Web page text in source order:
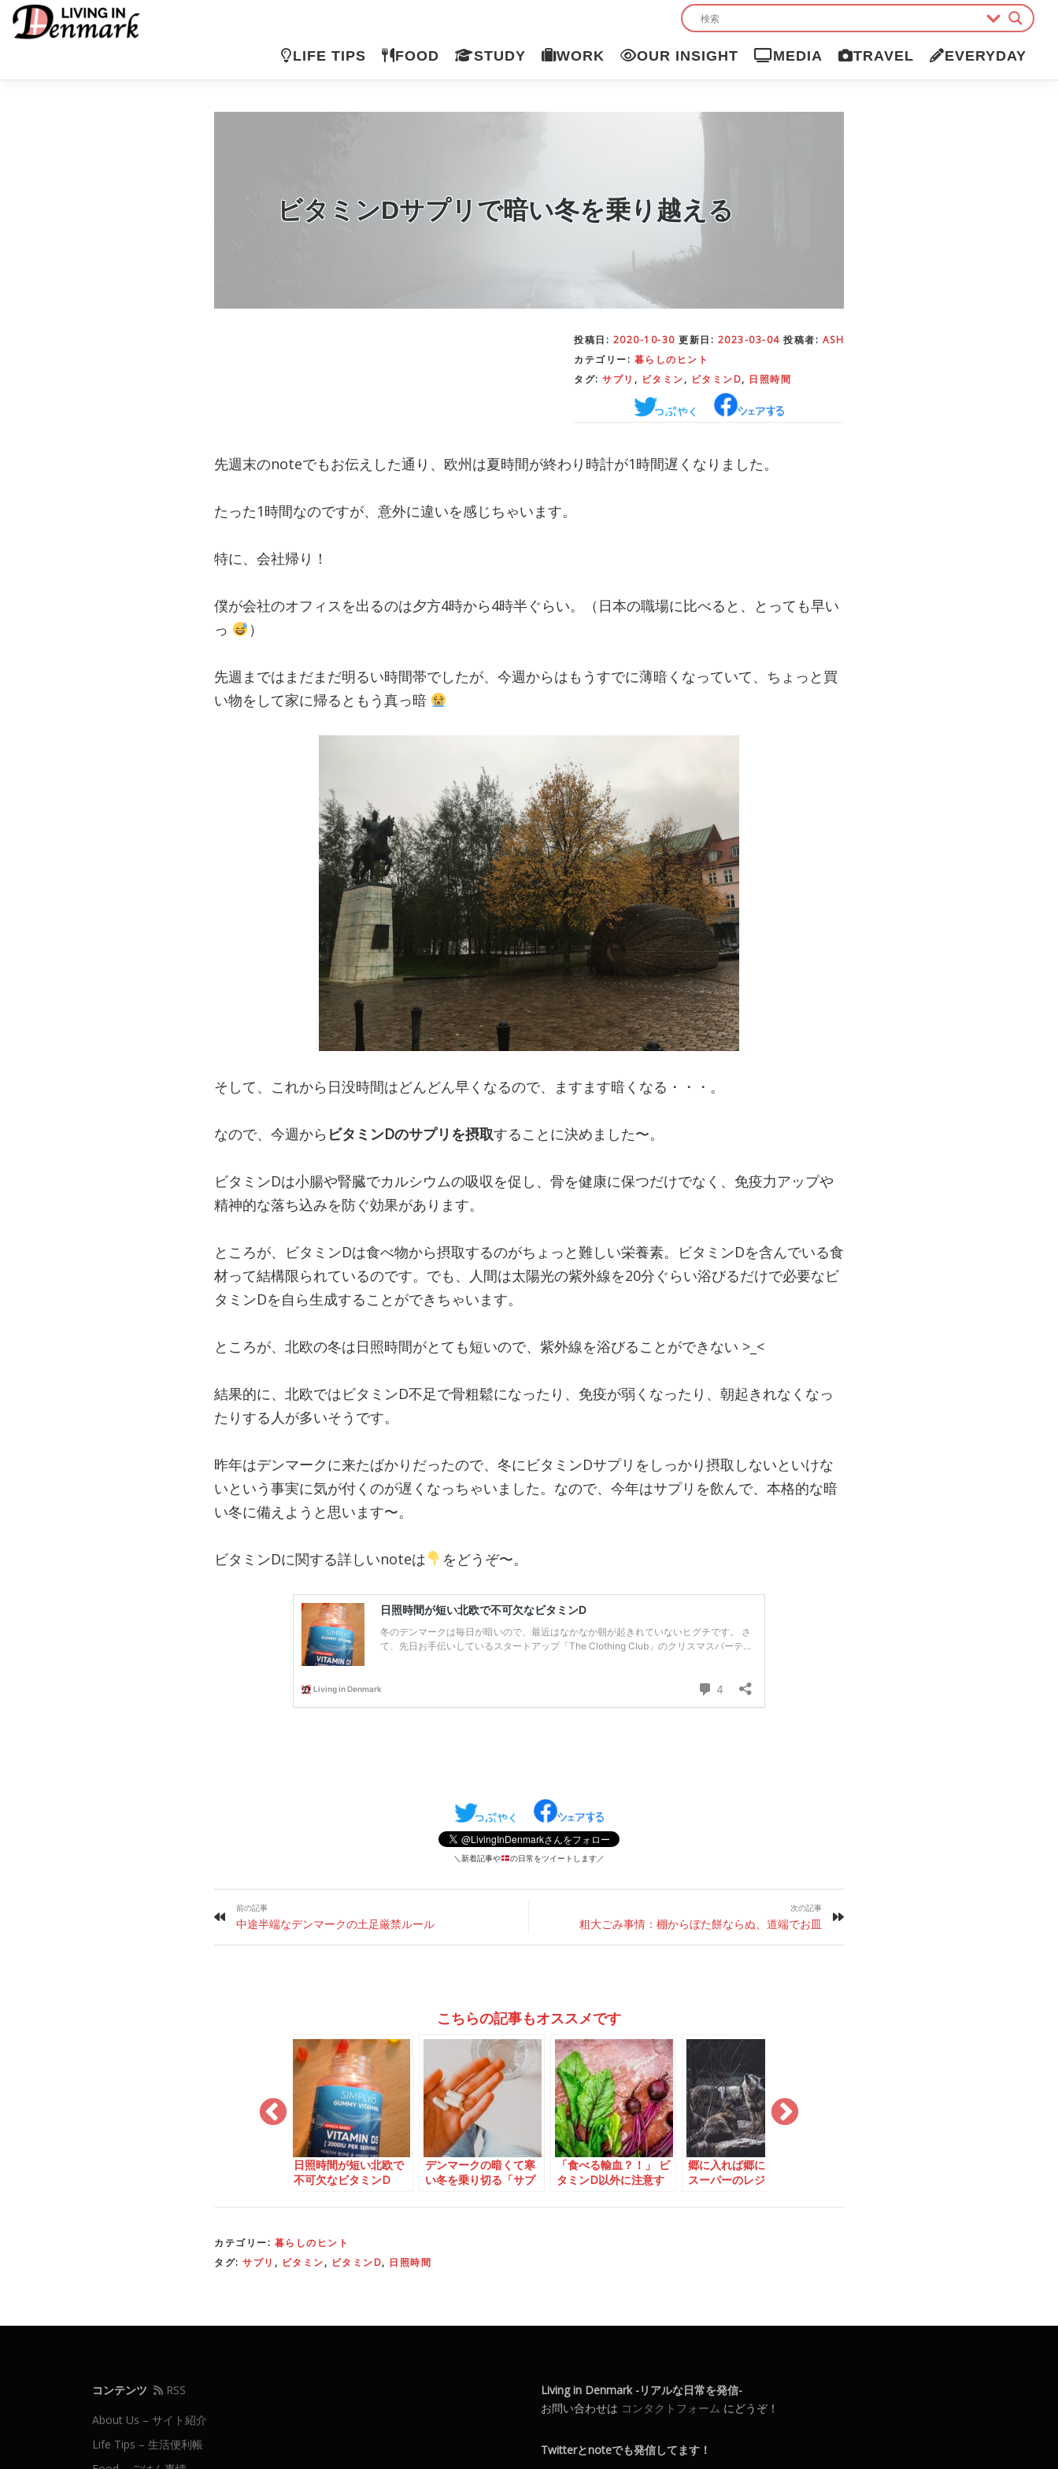
ツ
LIFE TIPS FOOD STUDY WORK OUR INSIGHT MEDIA TRAVEL EVERYDAY
ビタミンDサプリで暗い冬を乗り越える
投稿日: 2020-10-30 更新日: 2023-03-04 投稿者: ASH
カテゴリー: 暮らしのヒント
タグ: サプリ , ビタミン, ビタミンD, 日照時間
先週末のnoteでもお伝えした通り、欧州は夏時間が終わり時計が1時間遅くなりました。
たった1時間なのですが、意外に違いを感じちゃいます。
特に、会社帰り！
僕が会社のオフィスを出るのは夕方4時から4時半ぐらい。（日本の職場に比べると、とっても早い
っ
）
先週まではまだまだ明るい時間帯でしたが、今週からはもうすでに薄暗くなっていて、ちょっと買
い物をして家に帰るともう真っ暗
そして、これから日没時間はどんどん早くなるので、ますます暗くなる・・・。
なので、今週から ビタミンDのサプリを摂取することに決めました〜。
ビタミンDは小腸や腎臓でカルシウムの吸収を促し、骨を健康に保つだけでなく、免疫力アップや
精神的な落ち込みを防ぐ効果があります。
ところが、ビタミンDは食べ物から摂取するのがちょっと難しい栄養素。ビタミンDを含んでいる食
材って結構限られているのです。でも、人間は太陽光の紫外線を20分ぐらい浴びるだけで必要なビ
タミンDを自ら生成することができちゃいます。
ところが、北欧の冬は日照時間がとても短いので、紫外線を浴びることができない >_<
結果的に、北欧ではビタミンD不足で骨粗鬆になったり、免疫が弱くなったり、朝起きれなくなっ
たりする人が多いそうです。
昨年はデンマークに来たばかりだったので、冬にビタミンDサプリをしっかり摂取しないといけな
いという事実に気が付くのが遅くなっちゃいました。なので、今年はサプリを飲んで、本格的な暗
い冬に備えようと思います〜。
ビタミンDに関する詳しいnoteは をどうぞ〜。
＼新着記事や の日常をツイートします／
前の記事
中途半端なデンマークの土足厳禁ルール
次の記事
粗大ごみ事情：棚からぼた餅ならぬ、道端でお皿
こちらの記事もオススメです
日照時間が短い北欧で
不可欠なビタミンD
デンマークの暗くて寒
い冬を乗り切る「サプ
「食べる輸血？！」 ビ
タミンD以外に注意す
郷に入れば郷に従え①
スーパーのレジのマナ
郷に入れば郷に従え②
自転車の時の信号マナ
カテゴリー: 暮らしのヒント
タグ: サプリ , ビタミン, ビタミンD, 日照時間
コンテンツ
RSS
About Us – サイト紹介
Life Tips – 生活便利帳
Living in Denmark -リアルな日常を発信-
お問い合わせは コンタクトフォーム にどうぞ！
Twitterとnoteでも発信してます！